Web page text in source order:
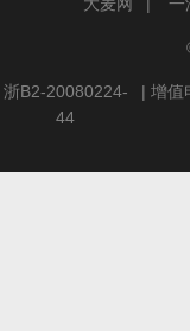
浙B2-20080224-
44
| 增值